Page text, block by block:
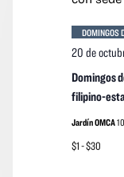
Domingos
filipino-
20 de
DOMINGOS
Jardín OMCA
$1 - $30